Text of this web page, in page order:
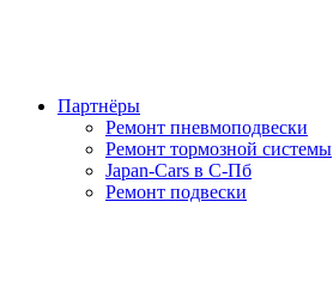
Партнёры
Ремонт пневмоподвески
Ремонт тормозной системы
Japan-Cars в С-Пб
Ремонт подвески